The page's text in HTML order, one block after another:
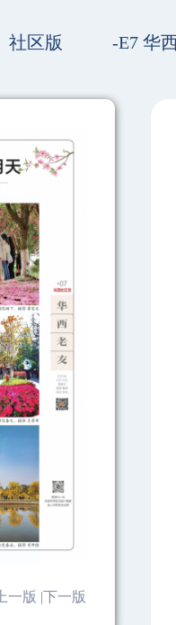
社区版 -E7 华
下一版
上一版 |